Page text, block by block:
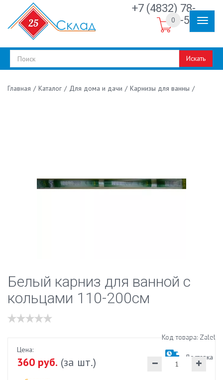
+7 (4832) 78-
30-50
Искать
0
Главная / Каталог / Для дома и дачи / Карнизы для ванны /
Белый карниз для ванной с
кольцами 110-200см
Код товара: Zalel
Доставка
Цена:
360 руб. (за шт.)